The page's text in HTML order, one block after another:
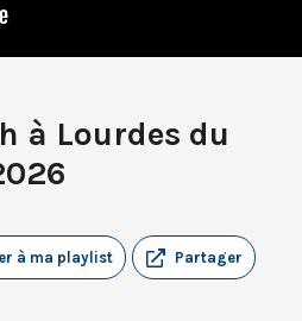
à Lourdes du
Partager
à ma playlist